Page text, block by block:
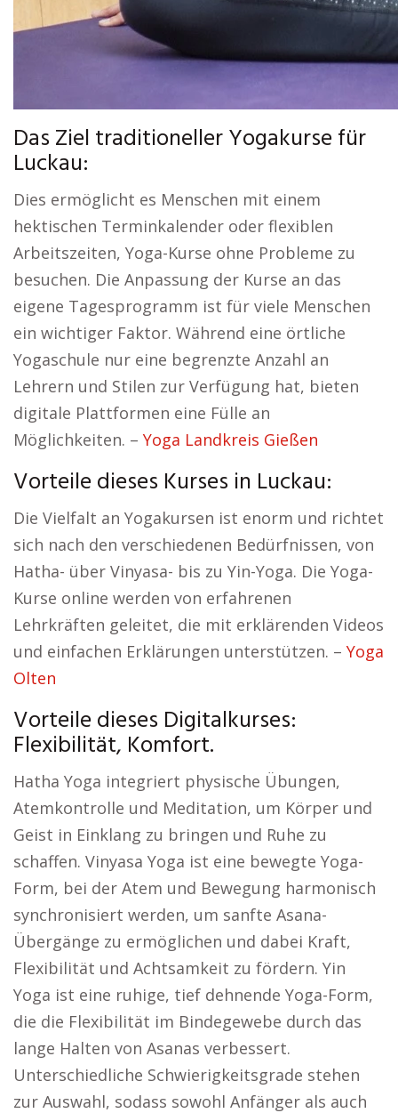
Das Ziel traditioneller Yogakurse für
Luckau:
Dies ermöglicht es Menschen mit einem
hektischen Terminkalender oder flexiblen
Arbeitszeiten, Yoga-Kurse ohne Probleme zu
besuchen. Die Anpassung der Kurse an das
eigene Tagesprogramm ist für viele Menschen
ein wichtiger Faktor. Während eine örtliche
Yogaschule nur eine begrenzte Anzahl an
Lehrern und Stilen zur Verfügung hat, bieten
digitale Plattformen eine Fülle an
Möglichkeiten. – Yoga Landkreis Gießen
Vorteile dieses Kurses in Luckau:
Die Vielfalt an Yogakursen ist enorm und richtet
sich nach den verschiedenen Bedürfnissen, von
Hatha- über Vinyasa- bis zu Yin-Yoga. Die Yoga-
Kurse online werden von erfahrenen
Lehrkräften geleitet, die mit erklärenden Videos
und einfachen Erklärungen unterstützen. – Yoga
Olten
Vorteile dieses Digitalkurses:
Flexibilität, Komfort.
Hatha Yoga integriert physische Übungen,
Atemkontrolle und Meditation, um Körper und
Geist in Einklang zu bringen und Ruhe zu
schaffen. Vinyasa Yoga ist eine bewegte Yoga-
Form, bei der Atem und Bewegung harmonisch
synchronisiert werden, um sanfte Asana-
Übergänge zu ermöglichen und dabei Kraft,
Flexibilität und Achtsamkeit zu fördern. Yin
Yoga ist eine ruhige, tief dehnende Yoga-Form,
die die Flexibilität im Bindegewebe durch das
lange Halten von Asanas verbessert.
Unterschiedliche Schwierigkeitsgrade stehen
zur Auswahl, sodass sowohl Anfänger als auch